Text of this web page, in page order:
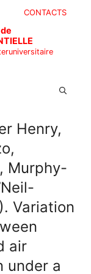
CONTACTS
Henry,
Murphy-
Variation
air
under a